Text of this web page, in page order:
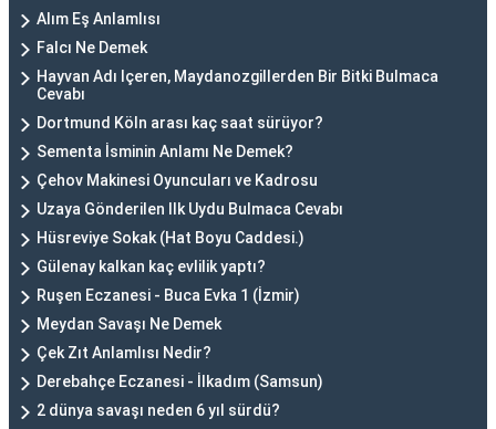
Alım Eş Anlamlısı
Falcı Ne Demek
Hayvan Adı Içeren, Maydanozgillerden Bir Bitki Bulmaca
Cevabı
Dortmund Köln arası kaç saat sürüyor?
Sementa İsminin Anlamı Ne Demek?
Çehov Makinesi Oyuncuları ve Kadrosu
Uzaya Gönderilen Ilk Uydu Bulmaca Cevabı
Hüsreviye Sokak (Hat Boyu Caddesi.)
Gülenay kalkan kaç evlilik yaptı?
Ruşen Eczanesi - Buca Evka 1 (İzmir)
Meydan Savaşı Ne Demek
Çek Zıt Anlamlısı Nedir?
Derebahçe Eczanesi - İlkadım (Samsun)
2 dünya savaşı neden 6 yıl sürdü?